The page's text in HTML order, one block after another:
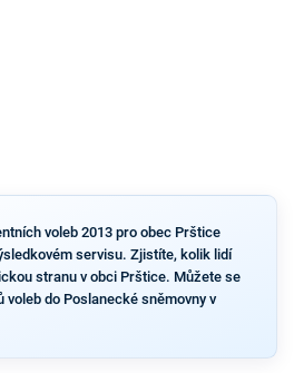
voleb 2013 pro obec Prštice
servisu. Zjistíte, kolik lidí
stranu v obci Prštice. Můžete se
voleb do Poslanecké sněmovny v